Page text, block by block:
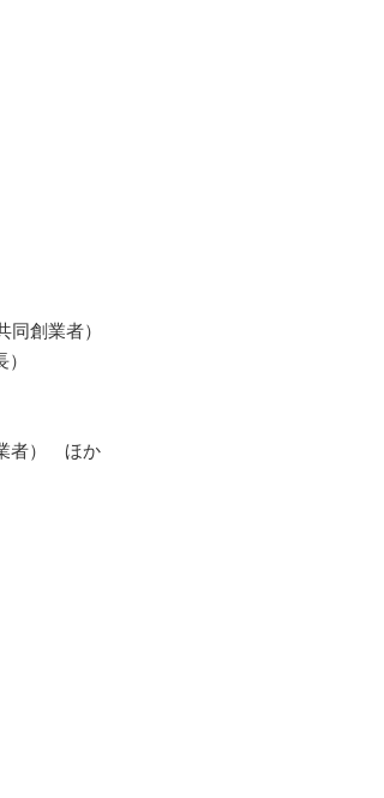
創業者）
者） ほか